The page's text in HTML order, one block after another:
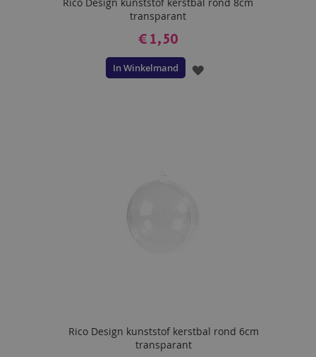
transparant
€ 1,50
In Winkelmand
VOEG
Rico Design kunststof kerstbal rond 6cm
transparant